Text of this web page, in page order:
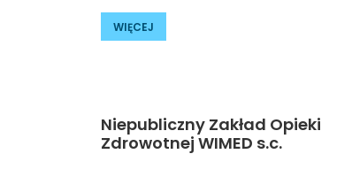
WIĘCEJ
Niepubliczny Zakład Opieki
Zdrowotnej WIMED s.c.